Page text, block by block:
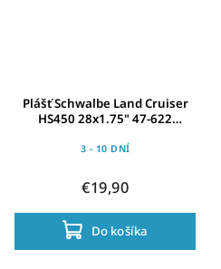
Plášť Schwalbe Land Cruiser
HS450 28x1.75" 47-622
3 - 10 DNÍ
€19,90
Do košíka